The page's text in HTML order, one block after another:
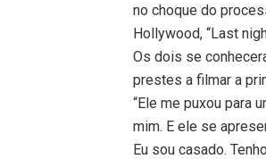
no choque do
Hollywood, “Last
Os dois se
prestes a filmar a
“Ele me puxou para
mim. E ele se
Eu sou casado.